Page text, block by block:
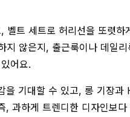
세트로 허리선을 또렷하
않은지, 출근룩이나 데일
어요.
기대할 수 있고, 롱 기장
하게 트렌디한 디자인보